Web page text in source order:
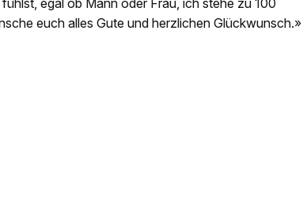
euch alles Gute und herzlichen Glückwunsch.»